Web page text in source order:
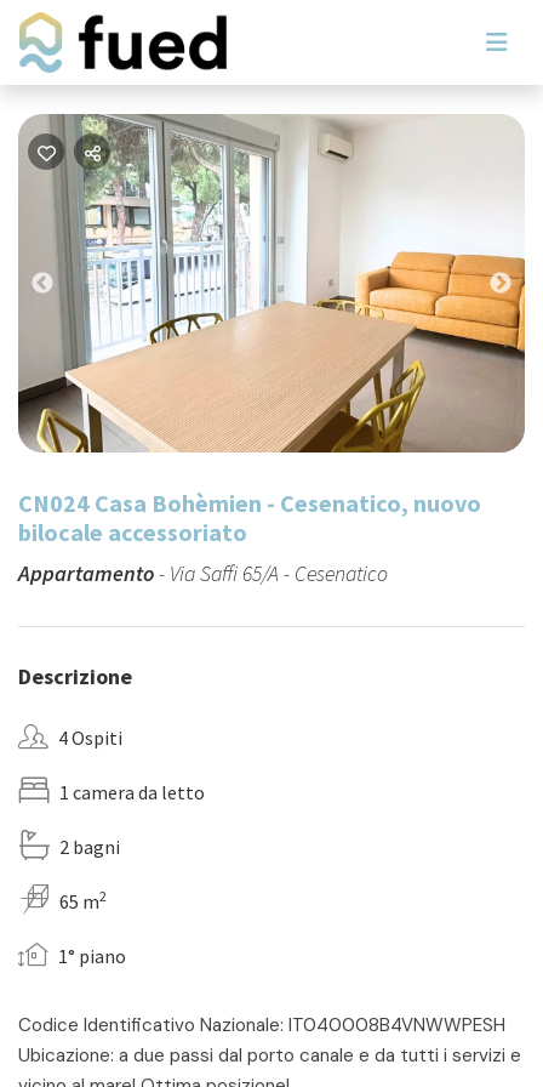
Previous
CN024 Casa Bohèmien - Cesenatico, nuovo
bilocale accessoriato
Appartamento- Via Saffi 65/A - Cesenatico
Descrizione
4 Ospiti
1 camera da letto
2 bagni
65 m2
1° piano
Codice Identificativo Nazionale: IT040008B4VNWWPESH
Ubicazione: a due passi dal porto canale e da tutti i servizi e